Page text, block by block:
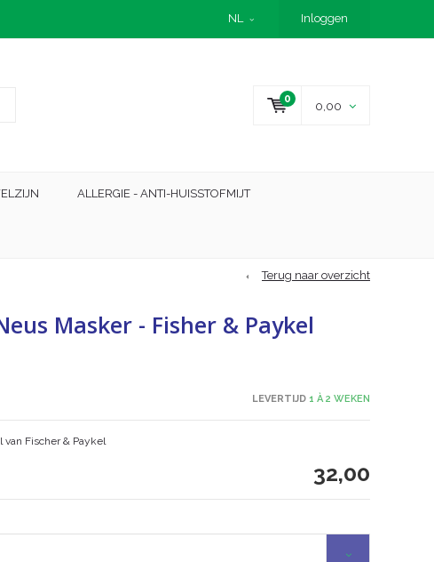
NL Inloggen
0
0,00
ALLERGIE - ANTI-HUISSTOFMIJT
Terug naar overzicht
Masker - Fisher & Paykel
LEVERTIJD 1 À 2 WEKEN
van Fischer & Paykel
32,00